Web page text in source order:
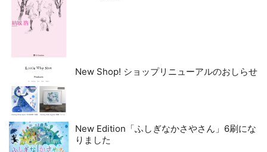
New Shop! ショップリニューアルのおしらせ
New Edition「ふしぎなかさやさん」6刷にな
りました